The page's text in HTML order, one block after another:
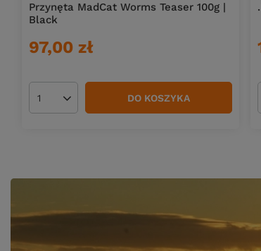
Przynęta MadCat Worms Teaser 100g |
Black
97,00 zł
Ilość produktów DO KOSZYKA